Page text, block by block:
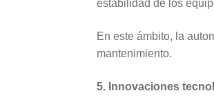
estabilidad de los
En este ámbito, la
mantenimiento.
5. Innovaciones